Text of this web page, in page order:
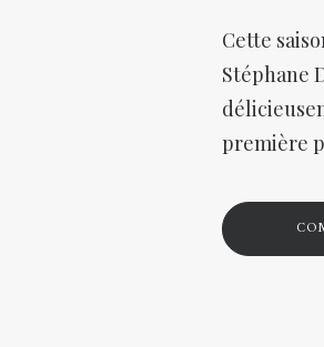
Cette
Stéphane
première